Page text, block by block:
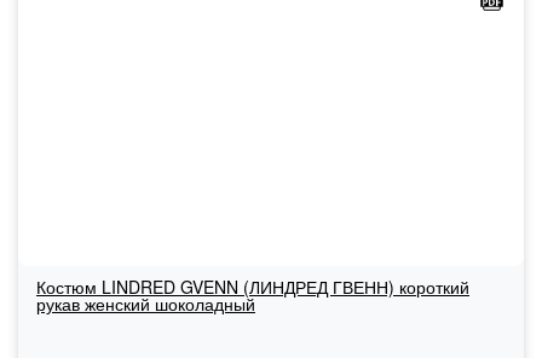
Костюм LINDRED GVENN (ЛИНДРЕД ГВЕНН) короткий
рукав женский шоколадный